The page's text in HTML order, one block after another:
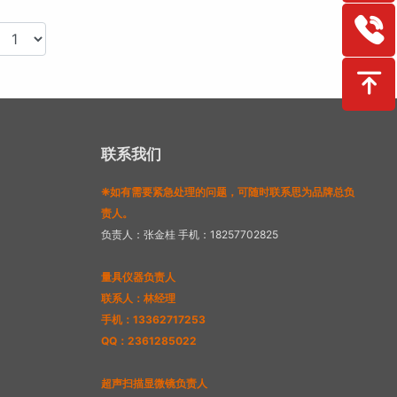
联系我们
❈如有需要紧急处理的问题，可随时联系思为品牌总负
责人。
负责人：张金桂 手机：18257702825
量具仪器负责人
联系人：林经理
手机：13362717253
QQ：2361285022
超声扫描显微镜负责人